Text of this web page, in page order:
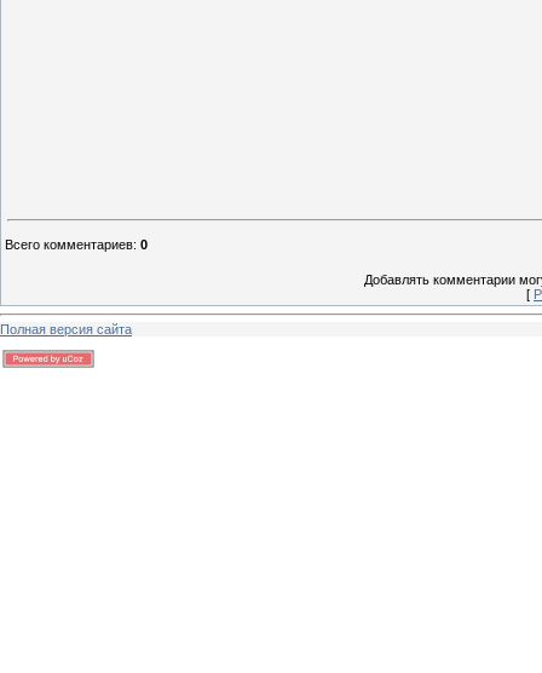
Всего комментариев: 0
Добавлять комментарии
[
Полная версия сайта